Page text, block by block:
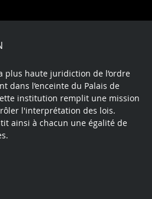
YoutubeLinkedInInstagram
plus haute juridiction de l’ordre
dans l’enceinte du Palais de
institution remplit une mission
l'interprétation des lois.
ainsi à chacun une égalité de